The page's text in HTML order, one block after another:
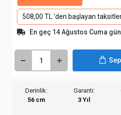
508,00 TL 'den başlayan
En geç 14 Ağustos Cuma
Derinlik:
56 cm
Garanti:
3 Yıl